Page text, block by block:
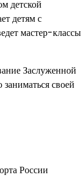
детской
детям с
мастер-классы
Заслуженной
своей
России